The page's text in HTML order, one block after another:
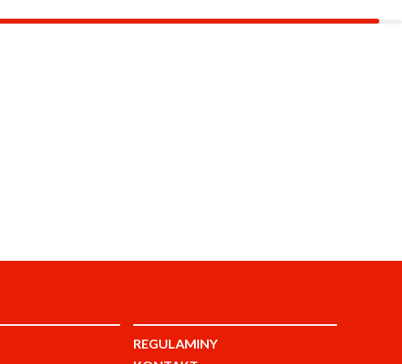
REGULAMINY